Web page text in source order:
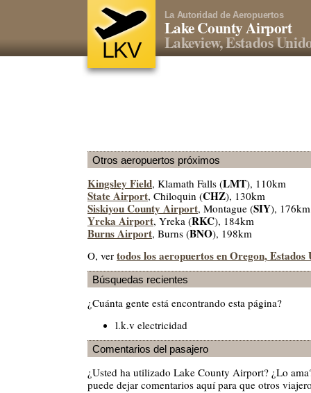
LKV
La Autoridad de Aeropuertos
Lake County Airport
Lakeview, Estados
Otros aeropuertos próximos
Kingsley Field, Klamath Falls (LMT), 110km
State Airport, Chiloquin (CHZ), 130km
Siskiyou County Airport, Montague (SIY), 176km
Yreka Airport, Yreka (RKC), 184km
Burns Airport, Burns (BNO), 198km
O, ver todos los aeropuertos en Oregon, Estados
Búsquedas recientes
¿Cuánta gente está encontrando esta página?
l.k.v electricidad
Comentarios del pasajero
¿Usted ha utilizado Lake County Airport? ¿Lo
puede dejar comentarios aquí para que otros